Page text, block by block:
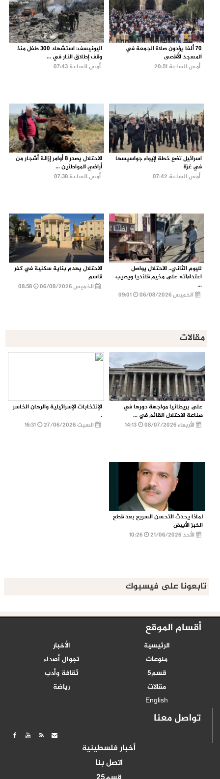
70 ألفا يؤدون صلاة الجمعة في
المسجد الأقصى
أمس الساعة 20:51
اليونيسف: استشهاد 300 طفل منذ
وقف إطلاق النار في ...
أمس الساعة 07:43
اسرائيل تضع خطة لإيواء جواسيسها
في غزة
أمس الساعة 07:42
الاحتلال يصدر 8 أوامر إزالة أشجار من
أراضي المواطنين ...
أمس الساعة 07:38
لليوم الثاني.. الاحتلال يواصل
اعتداءاته على مخيم قلنديا ويصيب
...
الخميس 06/08/2026
الاحتلال يهدم بناية سكنية في كفر
قاسم
الخميس 06/08/2026
08:58
مقالات
على بريطانيا مواجهة دورها في
صناعة الاحتلال القائم في ...
الأربعاء 08/07/2026
الإنتخابات الإسرائيلية والرهان الخاسر
.
السبت 27/06/2026
16:31
لماذا يحدث التحسن السريع بعد قطع
الخبز الأبيض
الأحد 21/06/2026
تابعونا على فيسبوك
أقسام الموقع
الرئيسية
الأخبار
منوعات
تجوال أصداء
قسم5
ثقافة وأدب
مقالات
رياضة
English
تواصل معنا
أخبار فلسطينية
اتصل بنا